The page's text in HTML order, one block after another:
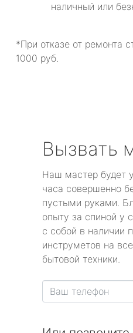
наличный или
*При отказе от ремонта
1000 руб.
Вызвать
Наш мастер будет
часа совершенно
пустыми руками.
опыту за спиной у
с собой в наличии
инструметов на
бытовой техники.